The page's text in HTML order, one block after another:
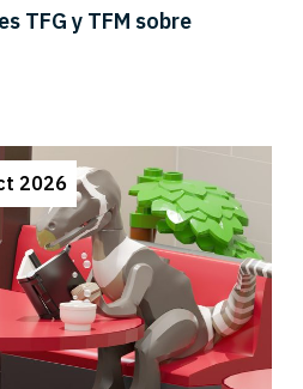
TFG y TFM sobre
2026